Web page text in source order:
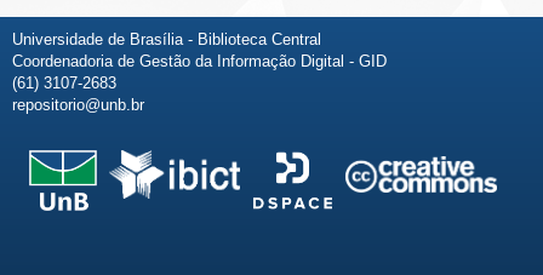
Universidade de Brasília - Biblioteca Central
Coordenadoria de Gestão da Informação Digital - GID
(61) 3107-2683
repositorio@unb.br